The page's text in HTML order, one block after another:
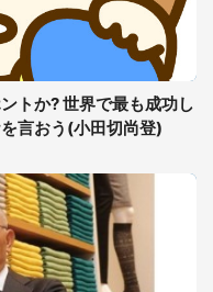
トか? 世界で最も成功し
言おう(小田切尚登)